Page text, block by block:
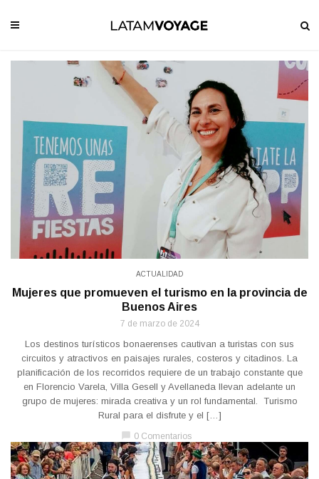
ACTUALIDAD
Mujeres que promueven el turismo en la provincia de
Buenos Aires
7 de marzo de 2024
Los destinos turísticos bonaerenses cautivan a turistas con sus
circuitos y atractivos en paisajes rurales, costeros y citadinos. La
planificación de los recorridos requiere de un trabajo constante que
en Florencio Varela, Villa Gesell y Avellaneda llevan adelante un
grupo de mujeres: mirada creativa y un rol fundamental. Turismo
Rural para el disfrute y el […]
0 Comentarios